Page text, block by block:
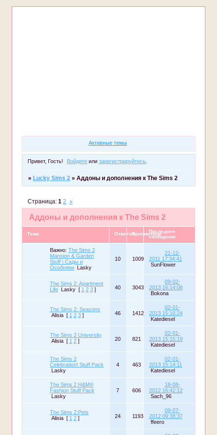
Активные темы
Привет, Гость! Войдите илизарегистрируйтесь.
» Lucky Sims 2 » Аддоны и дополнения к The Sims 2
Аддоны и дополнения к The Sims 2
Страница: 1 2 »
Тема ОтветовПросмотровПоследнее
сообщение
Важно: The Sims 2
Mansion & Garden
Stuff \ Сады и
Особняки
Lasky
10 1009
21-12-
2011 17:34:41
SunFlower
The Sims 2: Apartment
Life
Lasky [ 1 2 3 ] 40 3043
09-02-
2013 16:14:08
Bokona
The Sims 2: Seasons
Alisia
[ 1 2 3 ] 46 1412
02-01-
2013 15:16:24
Katediesel
The Sims 2 University
Alisia
[ 1 2 ] 20 821
02-01-
2013 15:15:19
Katediesel
The Sims 2
Celebration! Stuff Pack
Lasky
4 463
02-01-
2013 15:14:11
Katediesel
The Sims 2 H&M®
Fashion Stuff Pack
Lasky
7 606
18-08-
2012 16:42:12
Sach_96
The Sims 2:Pets
Alisia
[ 1 2 ] 24 1193
09-07-
2012 09:38:37
ffeero